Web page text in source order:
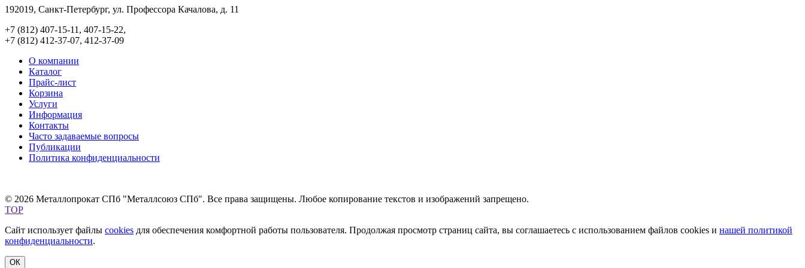
192019, Санкт-Петербург, ул. Профессора Качалова, д. 11
+7 (812) 407-15-11, 407-15-22,
+7 (812) 412-37-07, 412-37-09
О компании
Каталог
Прайс-лист
Корзина
Услуги
Информация
Контакты
Часто задаваемые вопросы
Публикации
Политика конфиденциальности
© 2026 Металлопрокат СПб "Металлсоюз СПб". Все права защищены. Любое копирование текстов и изображений запрещено.
TOP
Сайт использует файлы cookies для обеспечения комфортной работы пользователя. Продолжая просмотр страниц сайта, вы соглашаетесь с использованием файлов cookies и нашей политикой
конфиденциальности.
ОК